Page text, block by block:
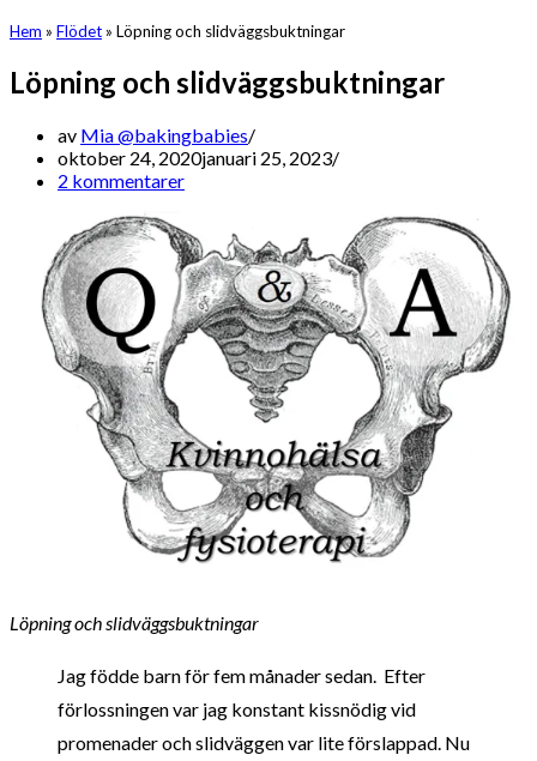
Hem » Flödet» Löpning och slidväggsbuktningar
Löpning och slidväggsbuktningar
av Mia @bakingbabies
oktober 24, 2020januari 25, 2023
2 kommentarer
Löpning och slidväggsbuktningar
Jag födde barn för fem månader sedan. Efter
förlossningen var jag konstant kissnödig vid
promenader och slidväggen var lite förslappad. Nu